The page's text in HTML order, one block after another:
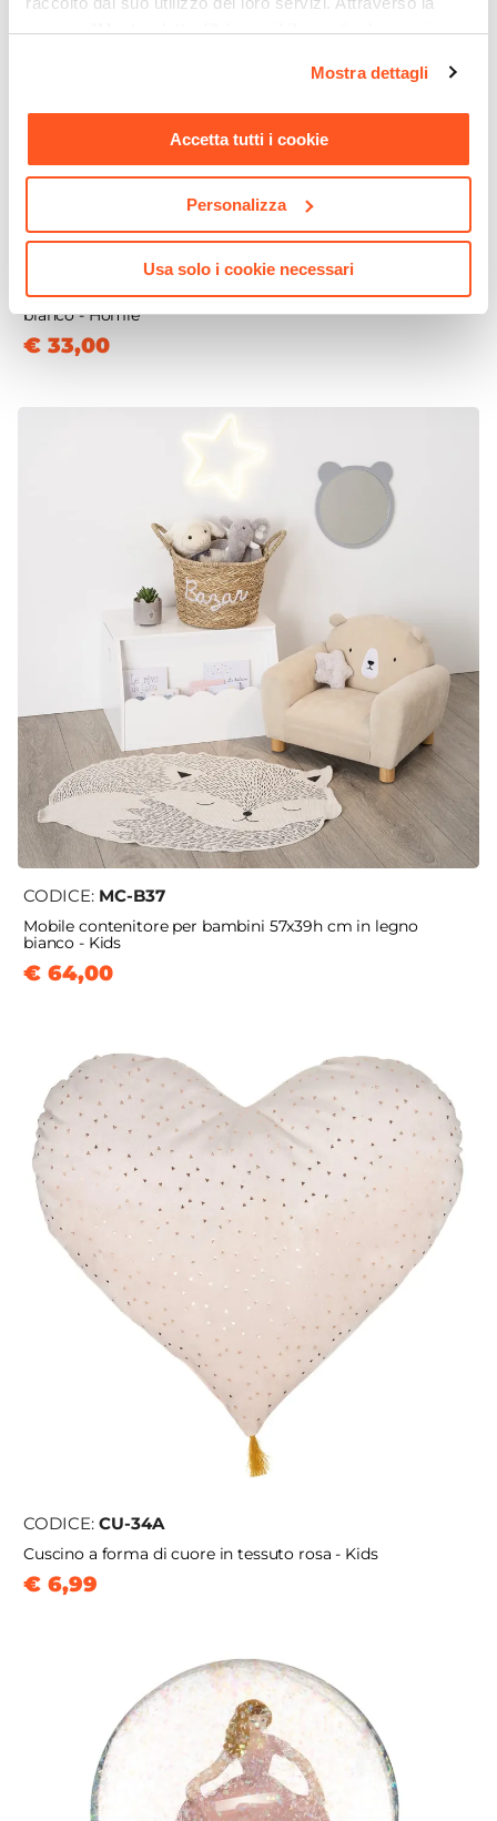
sezione "Mostra dettagli" è possibile gestire le proprie
momento. Per maggiori informazioni si invita a leggere la
nostraCookie Policy.
Mostra dettagli
Accetta tutti i cookie
Personalizza
Usa solo i cookie necessari
AB-C37
Appendiabiti per bambini 60x99h cm in legno e legno
bianco - Homie
€ 33,00
CODICE: MC-B37
Mobile contenitore per bambini 57x39h cm in legno
bianco - Kids
€ 64,00
CODICE: CU-34A
Cuscino a forma di cuore in tessuto rosa - Kids
€ 6,99